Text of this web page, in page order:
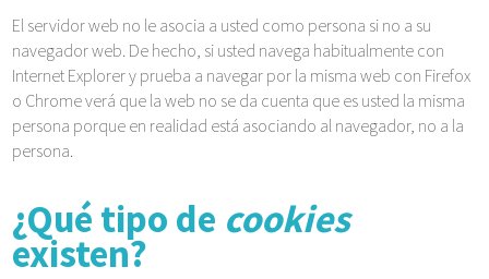
El servidor web no le asocia a usted como persona si no a su
navegador web. De hecho, si usted navega habitualmente con
Internet Explorer y prueba a navegar por la misma web con Firefox
o Chrome verá que la web no se da cuenta que es usted la misma
persona porque en realidad está asociando al navegador, no a la
persona.
¿Qué tipo de cookies
existen?